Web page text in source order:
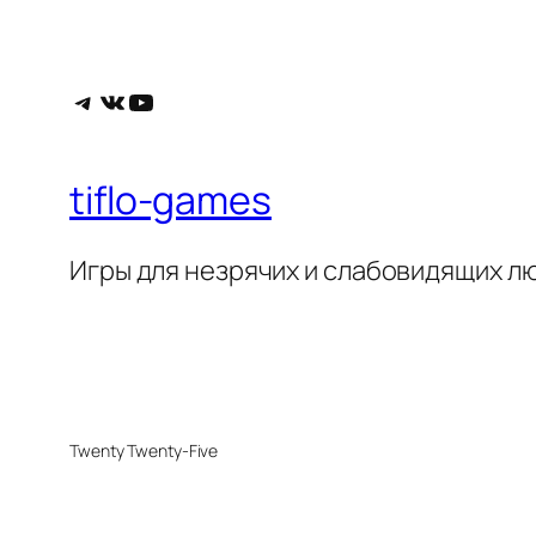
Telegram
ВКонтакте
YouTube
tiflo-games
Игры для незрячих и слабовидящих
Twenty Twenty-Five